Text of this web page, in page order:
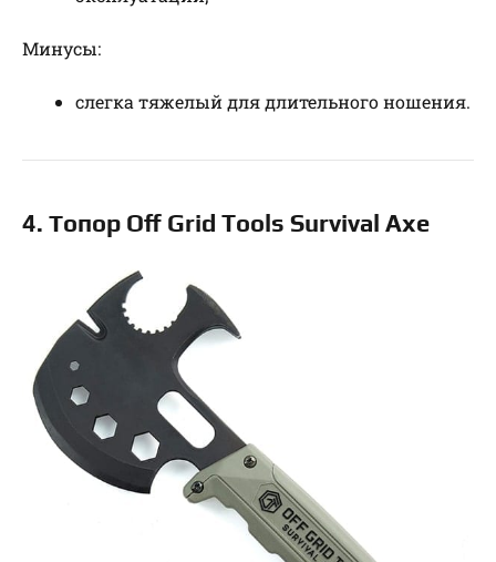
Минусы:
слегка тяжелый для длительного ношения.
4. Топор Off Grid Tools Survival Axe